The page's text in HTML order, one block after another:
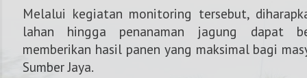
Melalui kegiatan monitoring tersebut,
lahan hingga penanaman jagung dapat
memberikan hasil panen yang maksimal bagi
Sumber Jaya.